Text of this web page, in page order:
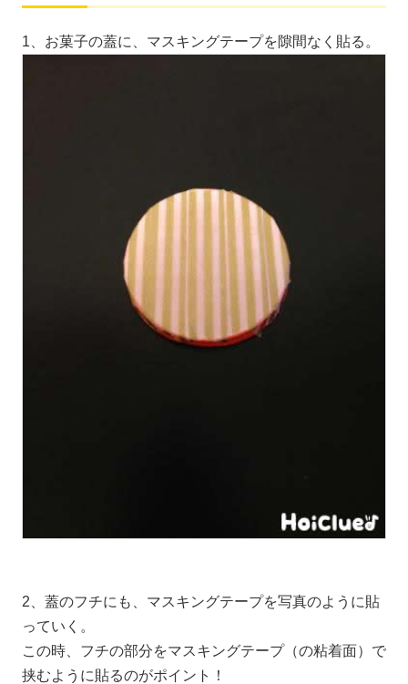
1、お菓子の蓋に、マスキングテープを隙間なく貼る。
2、蓋のフチにも、マスキングテープを写真のように貼
っていく。
この時、フチの部分をマスキングテープ（の粘着面）で
挟むように貼るのがポイント！